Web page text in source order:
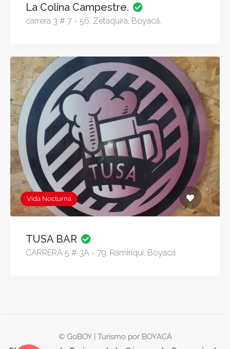
La Colina Campestre.
carrera 3 # 7 - 56, Zetaquira, Boyacá.
Vida Nocturna
TUSA BAR
CARRERA 5 # 3A - 79, Ramiriquí, Boyaca
© GoBOY | Turismo por BOYACÁ